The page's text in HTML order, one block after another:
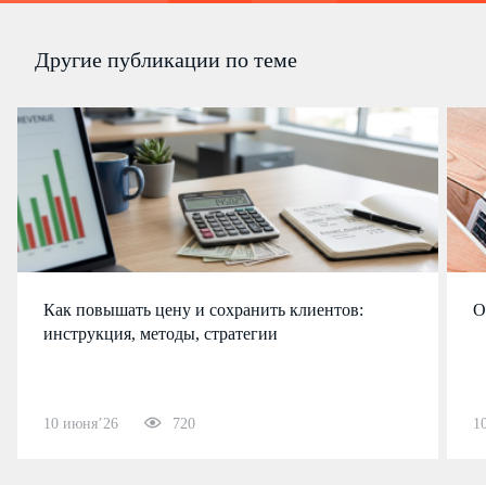
Другие публикации по теме
Как повышать цену и сохранить клиентов:
инструкция, методы, стратегии
10 июня’26 720